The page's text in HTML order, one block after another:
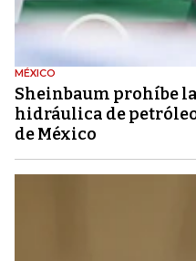
MÉXICO
Sheinbaum prohíbe
hidráulica de
de México